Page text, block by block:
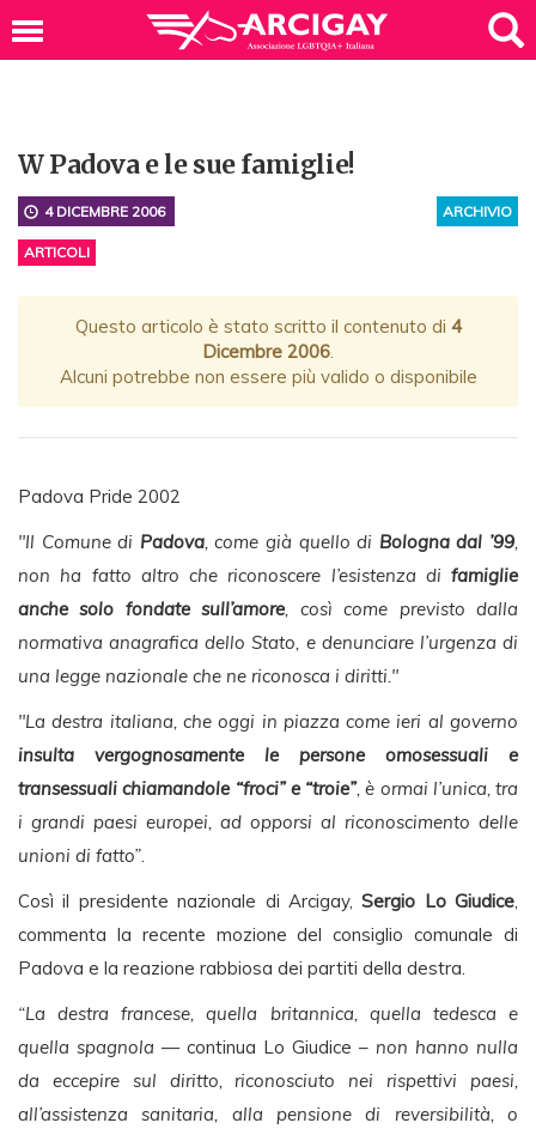
W Padova e le sue famiglie!
ARCHIVIO
4 DICEMBRE 2006
ARTICOLI
Questo articolo è stato scritto il contenuto di 4
Dicembre 2006.
Alcuni potrebbe non essere più valido o disponibile
Padova Pride 2002
"Il Comune di Padova, come già quello di Bologna dal ’99,
non ha fatto altro che riconoscere l’esistenza di famiglie
anche solo fondate sull’amore, così come previsto dalla
normativa anagrafica dello Stato, e denunciare l’urgenza di
una legge nazionale che ne riconosca i diritti."
"La destra italiana, che oggi in piazza come ieri al governo
insulta vergognosamente le persone omosessuali e
transessuali chiamandole “froci” e “troie”, è ormai l’unica, tra
i grandi paesi europei, ad opporsi al riconoscimento delle
unioni di fatto”.
Così il presidente nazionale di Arcigay,Sergio Lo Giudice,
commenta la recente mozione del consiglio comunale di
Padova e la reazione rabbiosa dei partiti della destra.
“La destra francese, quella britannica, quella tedesca e
quella spagnola — continua Lo Giudice – non hanno nulla
da eccepire sul diritto, riconosciuto nei rispettivi paesi,
all’assistenza sanitaria, alla pensione di reversibilità, o